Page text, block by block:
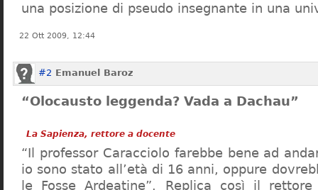
una posizione di pseudo insegnante in una
22 Ott 2009, 12:44
#2 Emanuel Baroz
“Olocausto leggenda? Vada a Dachau”
La Sapienza, rettore a docente
“Il professor Caracciolo farebbe bene ad
io sono stato all’età di 16 anni, oppure
le Fosse Ardeatine”. Replica così il rettore